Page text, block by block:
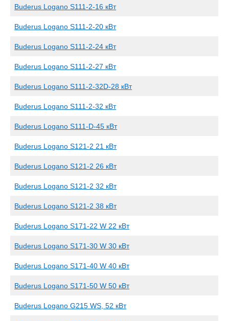
Buderus Logano S111-2-16 кВт
Buderus Logano S111-2-20 кВт
Buderus Logano S111-2-24 кВт
Buderus Logano S111-2-27 кВт
Buderus Logano S111-2-32D-28 кВт
Buderus Logano S111-2-32 кВт
Buderus Logano S111-D-45 кВт
Buderus Logano S121-2 21 кВт
Buderus Logano S121-2 26 кВт
Buderus Logano S121-2 32 кВт
Buderus Logano S121-2 38 кВт
Buderus Logano S171-22 W 22 кВт
Buderus Logano S171-30 W 30 кВт
Buderus Logano S171-40 W 40 кВт
Buderus Logano S171-50 W 50 кВт
Buderus Logano G215 WS, 52 кВт